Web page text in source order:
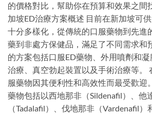
的價格對比，幫助你在預算和效果之間
加坡ED治療方案概述 目前在新加坡可
十分多樣化，從傳統的口服藥物到先進
藥到非處方保健品，滿足了不同需求和
的方案包括口服ED藥物、外用噴劑和
治療、真空勃起裝置以及手術治療等。
服藥物因其便利性和高效性而最受歡迎
藥物包括以西地那非（Sildenafil）、他
（Tadalafil）、伐地那非（Vardenafil）